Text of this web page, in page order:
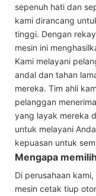
sepenuh hati dan
kami dirancang
tinggi. Dengan
mesin ini
Kami melayani
andal dan tahan
mereka. Tim ahli
pelanggan
yang layak mereka
untuk melayani
kepuasan untuk
Mengapa
Di perusahaan
mesin cetak tiup